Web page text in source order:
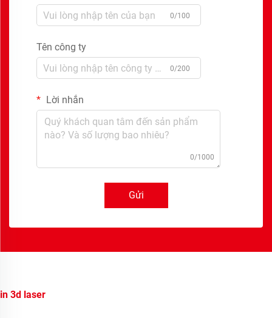
0/100
Tên công ty
0/200
Lời nhắn
0/1000
Gửi
in 3d laser